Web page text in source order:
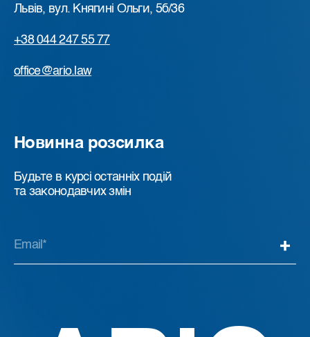
Львів, вул. Княгині Ольги, 5б/36
+38 044 247 55 77
office@ario.law
Новинна розсилка
Будьте в курсі останніх подій
та законодавчих змін